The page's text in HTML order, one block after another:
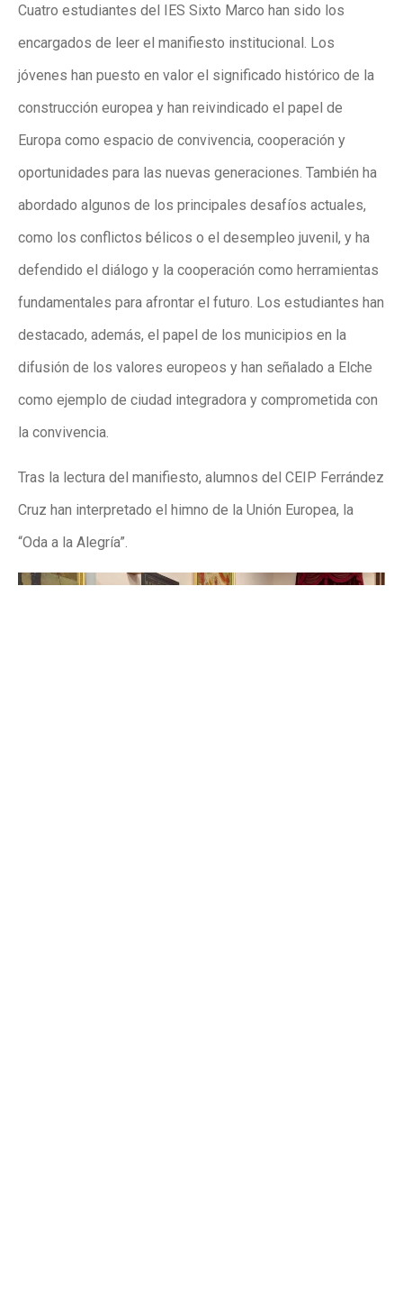
Cuatro estudiantes del IES Sixto Marco han sido los
encargados de leer el manifiesto institucional. Los
jóvenes han puesto en valor el significado histórico de la
construcción europea y han reivindicado el papel de
Europa como espacio de convivencia, cooperación y
oportunidades para las nuevas generaciones. También ha
abordado algunos de los principales desafíos actuales,
como los conflictos bélicos o el desempleo juvenil, y ha
defendido el diálogo y la cooperación como herramientas
fundamentales para afrontar el futuro. Los estudiantes han
destacado, además, el papel de los municipios en la
difusión de los valores europeos y han señalado a Elche
como ejemplo de ciudad integradora y comprometida con
la convivencia.
Tras la lectura del manifiesto, alumnos del CEIP Ferrández
Cruz han interpretado el himno de la Unión Europea, la
“Oda a la Alegría”.